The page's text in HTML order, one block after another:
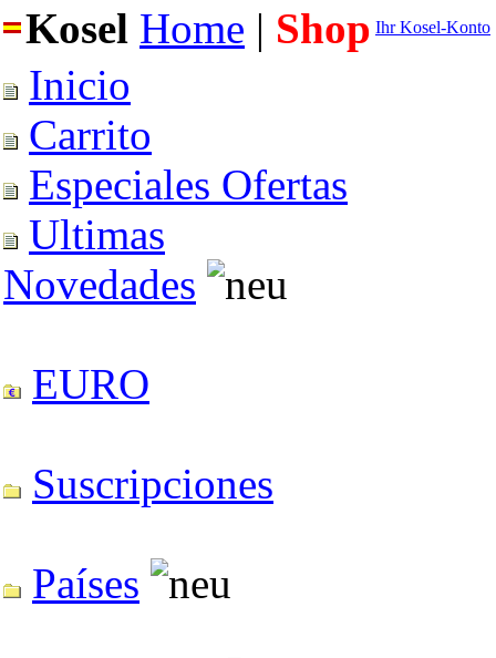
Kosel Home | Shop Ihr Kosel-Konto
Inicio
Carrito
Especiales Ofertas
Ultimas
Novedades
EURO
Suscripciones
Países